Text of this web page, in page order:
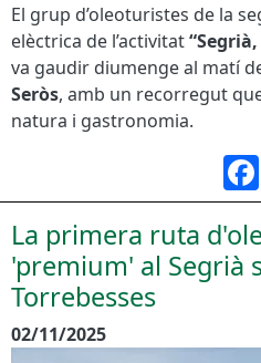
El grup d’oleoturistes de la
elèctrica de l’activitat
va gaudir diumenge al matí
Seròs, amb un recorregut
natura i gastronomia.
La primera ruta
'premium' al Segrià
Torrebesses
02/11/2025